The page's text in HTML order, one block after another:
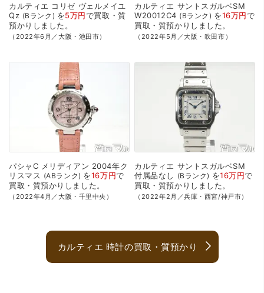
カルティエ コリゼ ヴェルメイユ
Qz
Bランク を5万円で買取・質
預かり しました。
（2022年6月／大阪・池田市）
カルティエ サントスガルベSM
W20012C4
Bランク を16万円で
買取・質預かり しました。
（2022年5月／大阪・吹田市）
パシャC メリディアン 2004年ク
リスマス
ABランク を16万円で
買取・質預かり しました。
（2022年4月／大阪・千里中央）
カルティエ サントスガルベSM
付属品なし
Bランク を16万円で
買取・質預かり しました。
（2022年2月／兵庫・西宮/神戸市）
カルティエ 時計の買取・質預かり